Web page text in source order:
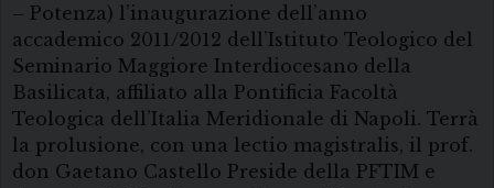
– Potenza) l’inaugurazione dell’anno
accademico 2011/2012 dell’Istituto Teologico del
Seminario Maggiore Interdiocesano della
Basilicata, affiliato alla Pontificia Facoltà
Teologica dell’Italia Meridionale di Napoli. Terrà
la prolusione, con una lectio magistralis, il prof.
don Gaetano Castello Preside della PFTIM e